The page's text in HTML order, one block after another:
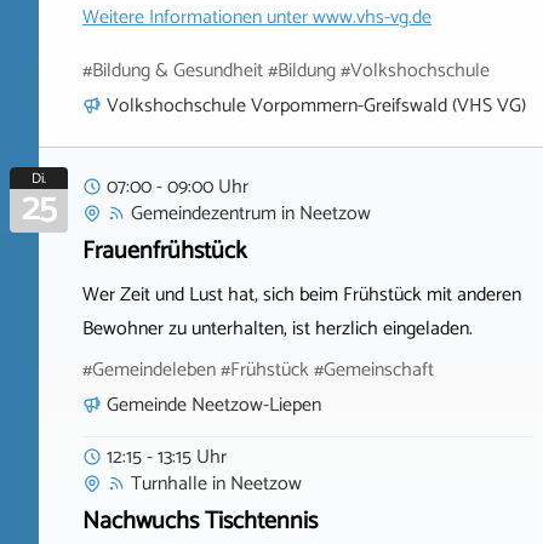
Weitere Informationen unterwww.vhs-vg.de
#Bildung & Gesundheit #Bildung #Volkshochschule
Volkshochschule Vorpommern-Greifswald (VHS VG)
Di.
25
07:00 - 09:00 Uhr
GemeindezentruminNeetzow
Frauenfrühstück
Wer Zeit und Lust hat, sich beim Frühstück mit anderen
Bewohner zu unterhalten, ist herzlich eingeladen.
#Gemeindeleben #Frühstück #Gemeinschaft
Gemeinde Neetzow-Liepen
12:15 - 13:15 Uhr
TurnhalleinNeetzow
Nachwuchs Tischtennis